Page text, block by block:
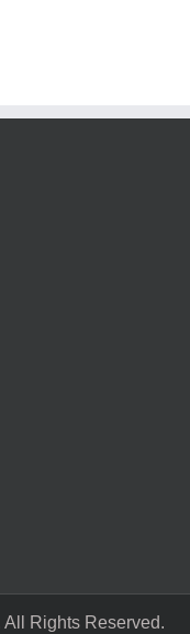
Rights Reserved.‎